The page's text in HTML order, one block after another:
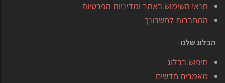
תנאי השימוש באתר ומדיניות הפרטיות
התחברות לחשבונך
הבלוג שלנו
חיפוש בבלוג
מאמרים חדשים